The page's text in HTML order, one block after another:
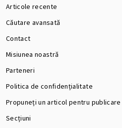
Articole recente
Căutare avansată
Contact
Misiunea noastră
Parteneri
Politica de confidențialitate
Propuneți un articol pentru publicare
Secțiuni